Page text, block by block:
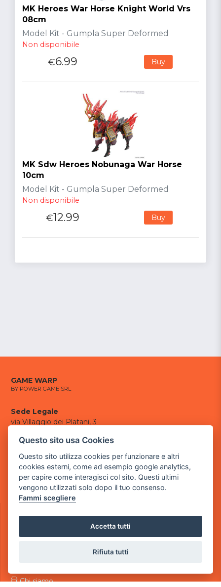
MK Heroes War Horse Knight World Vrs
08cm
Model Kit - Gumpla Super Deformed
Non disponibile
€6.99 Buy
MK Sdw Heroes Nobunaga War Horse
10cm
Model Kit - Gumpla Super Deformed
Non disponibile
€12.99 Buy
GAME WARP
BY POWER GAME SRL
Sede Legale
via Villaggio dei Platani, 3
via Industriale, 2 - 25082 Botticino, BS
Partita iva 03308130982
Cod. SDI: USAL8PV
e-mail:
powergamesrl@legalmail.it
Chi siamo
Questo sito usa Cookies
Questo sito utilizza cookies per funzionare e altri
cookies esterni, come ad esempio google analytics,
per capire come interagisci col sito. Questi ultimi
vengono utilizzati solo dopo il tuo consenso.
Fammi scegliere
Accetta tutti
Rifiuta tutti